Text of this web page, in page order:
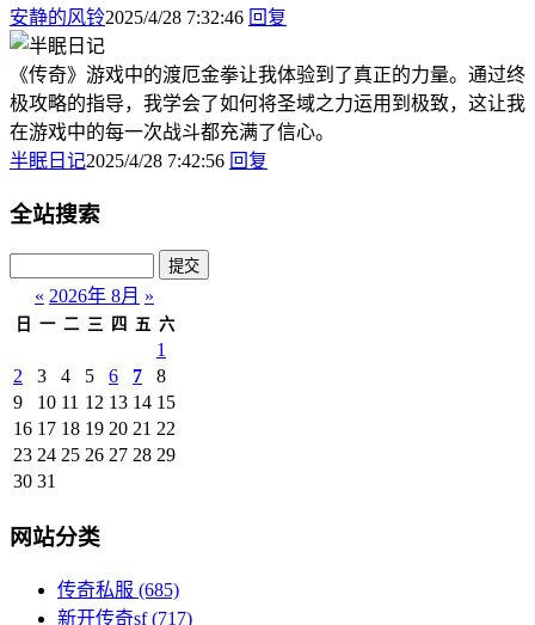
安静的风铃2025/4/28 7:32:46 回复
《传奇》游戏中的渡厄金拳让我体验到了真正的力量。通过终
极攻略的指导，我学会了如何将圣域之力运用到极致，这让我
在游戏中的每一次战斗都充满了信心。
半眠日记2025/4/28 7:42:56 回复
全站搜索
« 2026年 8月 »
日 一 二 三 四 五 六
1
2
3 4 5 6 7
8
9
10 11 12 13 14 15
16 17 18 19 20 21 22
23 24 25 26 27 28 29
30 31
网站分类
传奇私服 (685)
新开传奇sf(717)